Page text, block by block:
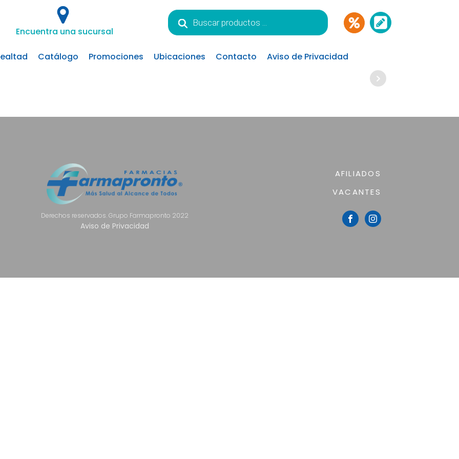
Encuentra una sucursal
Búsqueda
de
productos
Catálogo Promociones Ubicaciones Contacto Aviso de Privacidad
Derechos reservados. Grupo Farmapronto 2022
Aviso de Privacidad
AFILIADOS
VACANTES